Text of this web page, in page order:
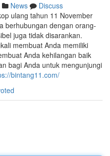
News
Discuss
ulang tahun 11 November
berhubungan dengan orang-
juga tidak disarankan.
membuat Anda memiliki
Anda kehilangan baik
bagi Anda untuk mengunjungi
bintang11.com/